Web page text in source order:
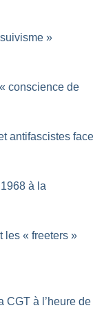
suivisme »
conscience de
antifascistes
à la
les « freeters »
CGT à l’heure de